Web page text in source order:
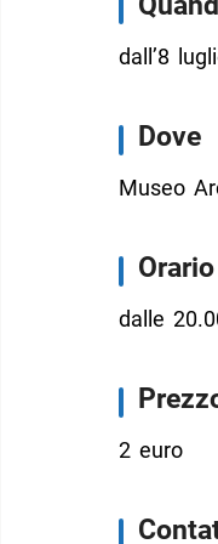
dall’8
Dove
Museo
Orario
dalle
2 euro